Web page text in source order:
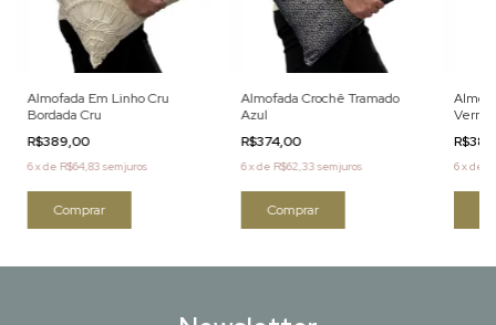
Almofada Em Linho Cru
Bordada Cru
R$389,00
6xde R$64,83 sem juros
Almofada Crochê Tramado
Azul
R$374,00
6xde R$62,33sem juros 6xde